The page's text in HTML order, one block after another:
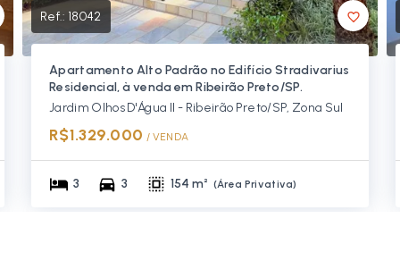
Ref.: 18042
Apartamento Alto Padrão no Edifício Stradivarius
Residencial, à venda em Ribeirão Preto/SP.
Jardim Olhos D'Água II - Ribeirão Preto/SP, Zona Sul
R$1.329.000 / VENDA
3 3 154 m² (Área Privativa)